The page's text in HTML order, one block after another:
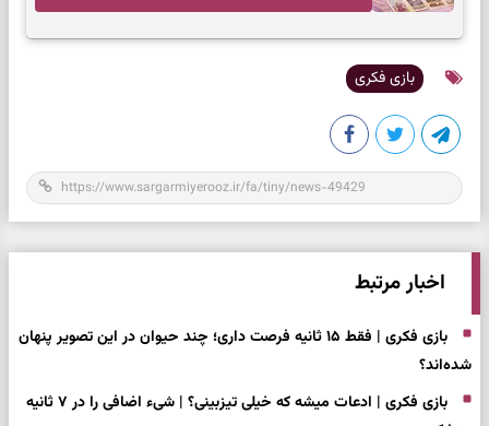
بازی فکری
اخبار مرتبط
بازی فکری | فقط ۱۵ ثانیه فرصت داری؛ چند حیوان در این تصویر پنهان
شده‌اند؟
بازی فکری | ادعات میشه که خیلی تیزبینی؟ | شیء اضافی را در ۷ ثانیه